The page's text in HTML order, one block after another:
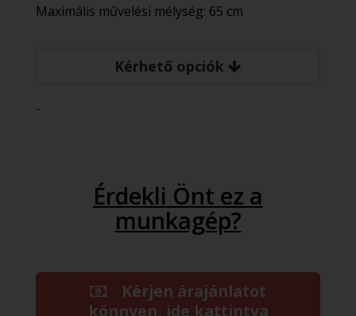
Maximális művelési mélység: 65 cm
Kérhető opciók
-
Érdekli Önt ez a
munkagép?
Kérjen árajánlatot
könnyen, ide kattintva